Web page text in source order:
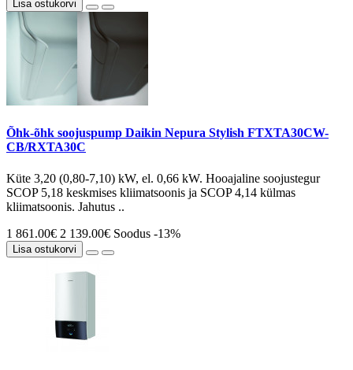
Lisa ostukorvi
Õhk-õhk soojuspump Daikin Nepura Stylish FTXTA30CW-
CB/RXTA30C
Küte 3,20 (0,80-7,10) kW, el. 0,66 kW. Hooajaline soojustegur
SCOP 5,18 keskmises kliimatsoonis ja SCOP 4,14 külmas
kliimatsoonis. Jahutus ..
1 861.00€ 2 139.00€ Soodus -13%
Lisa ostukorvi